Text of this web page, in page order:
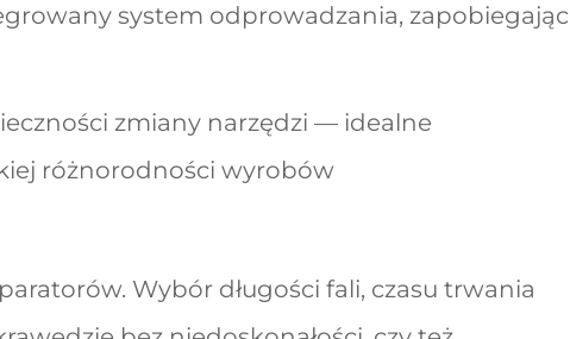
system odprowadzania, zapobiegając
zmiany narzędzi — idealne
różnorodności wyrobów
Wybór długości fali, czasu trwania